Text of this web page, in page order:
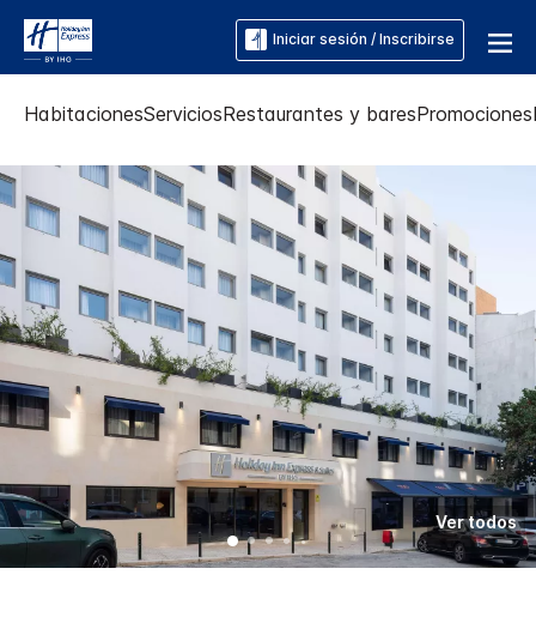
Iniciar sesión / Inscribirse
HabitacionesServiciosRestaurantes y baresPromociones
Ver todos